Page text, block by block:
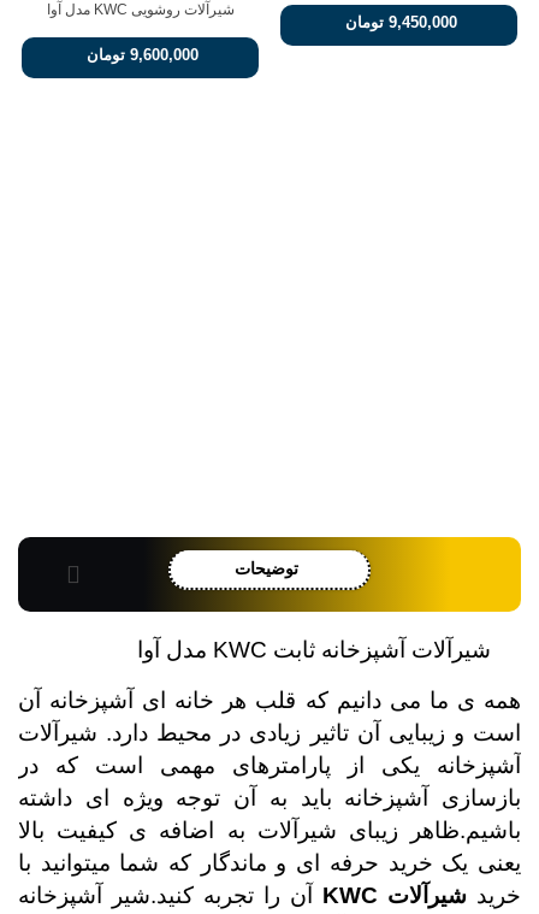
9,450,000 تومان
شیرآلات روشویی KWC مدل آوا
9,600,000 تومان
توضیحات
شیرآلات آشپزخانه ثابت KWC مدل آوا
همه ی ما می دانیم که قلب هر خانه ای آشپزخانه آن
است و زیبایی آن تاثیر زیادی در محیط دارد. شیرآلات
آشپزخانه یکی از پارامترهای مهمی است که در
بازسازی آشپزخانه باید به آن توجه ویژه ای داشته
باشیم.ظاهر زیبای شیرآلات به اضافه ی کیفیت بالا
یعنی یک خرید حرفه ای و ماندگار که شما میتوانید با
خرید شیرآلات
آن را تجربه کنید.شیر آشپزخانه